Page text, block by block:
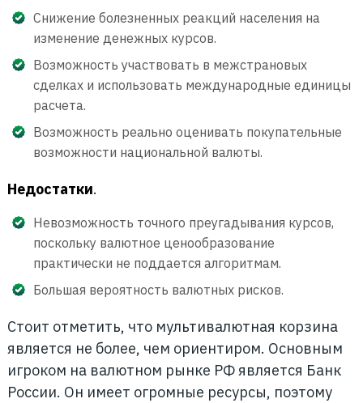
Снижение болезненных реакций населения на
изменение денежных курсов.
Возможность участвовать в межстрановых
сделках и использовать международные единицы
расчета.
Возможность реально оценивать покупательные
возможности национальной валюты.
Недостатки.
Невозможность точного преугадывания курсов,
поскольку валютное ценообразование
практически не поддается алгоритмам.
Большая вероятность валютных рисков.
Стоит отметить, что мультивалютная корзина
является не более, чем ориентиром. Основным
игроком на валютном рынке РФ является Банк
России. Он имеет огромные ресурсы, поэтому